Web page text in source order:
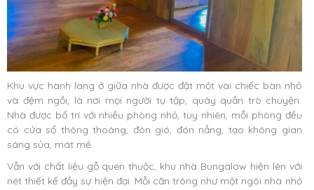
Khu vực hành lang ở giữa nhà được đặt một vài chiếc bàn nhỏ
và đệm ngồi, là nơi mọi người tụ tập, quây quần trò chuyện.
Nhà được bố trí với nhiều phòng nhỏ, tuy nhiên, mỗi phòng đều
có cửa sổ thông thoáng, đón gió, đón nắng, tạo không gian
sáng sủa, mát mẻ.
Vẫn với chất liệu gỗ quen thuộc, khu nhà Bungalow hiện lên với
nét thiết kế đầy sự hiện đại. Mỗi căn trông như một ngôi nhà nhỏ